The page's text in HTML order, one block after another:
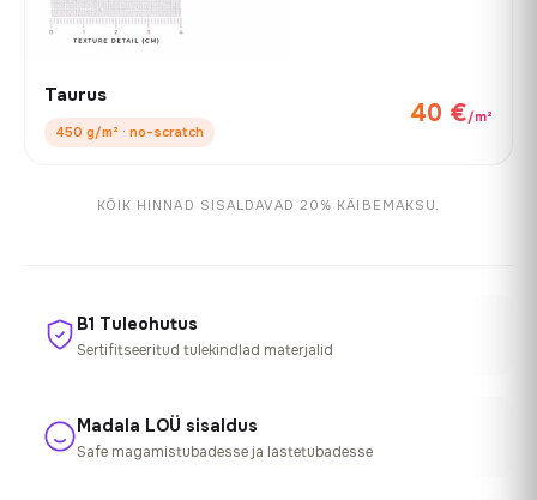
Taurus
450 g/m² · no-scratch
40 €/m²
KÕIK HINNAD SISALDAVAD 20% KÄIBEMAKSU.
B1 Tuleohutus
Sertifitseeritud tulekindlad materjalid
Madala LOÜ sisaldus
Safe magamistubadesse ja lastetubadesse